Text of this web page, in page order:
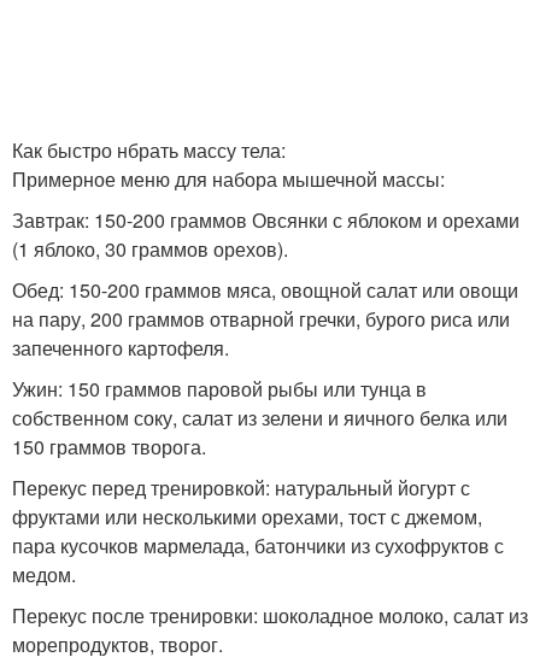
Как быстро нбрать массу тела:
Примерное меню для набора мышечной массы:
Завтрак: 150-200 граммов Овсянки с яблоком и орехами
(1 яблоко, 30 граммов орехов).
Обед: 150-200 граммов мяса, овощной салат или овощи
на пару, 200 граммов отварной гречки, бурого риса или
запеченного картофеля.
Ужин: 150 граммов паровой рыбы или тунца в
собственном соку, салат из зелени и яичного белка или
150 граммов творога.
Перекус перед тренировкой: натуральный йогурт с
фруктами или несколькими орехами, тост с джемом,
пара кусочков мармелада, батончики из сухофруктов с
медом.
Перекус после тренировки: шоколадное молоко, салат из
морепродуктов, творог.